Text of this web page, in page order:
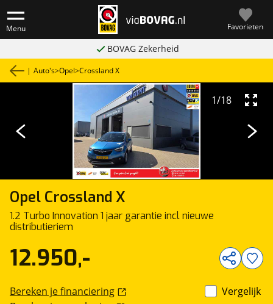
Menu Favorieten
BOVAG Zekerheid
| Auto's>Opel>Crossland X
Opel Crossland X
1.2 Turbo Innovation 1 jaar garantie incl nieuwe
distributieriem
1/18
12.950,-
Bereken je financiering
Vergelijk